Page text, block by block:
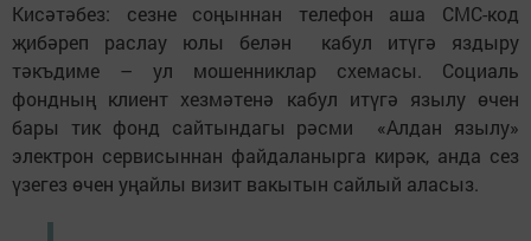
Кисәтәбез: сезне соңыннан телефон аша СМС-код
җибәреп раслау юлы белән кабул итүгә яздыру
тәкъдиме – ул мошенниклар схемасы. Социаль
фондның клиент хезмәтенә кабул итүгә язылу өчен
бары тик фонд сайтындагы рәсми «Алдан язылу»
электрон сервисыннан файдаланырга кирәк, анда сез
үзегез өчен уңайлы визит вакытын сайлый аласыз.